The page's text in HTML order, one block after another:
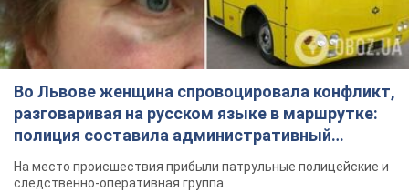
Во Львове женщина спровоцировала конфликт,
разговаривая на русском языке в маршрутке:
полиция составила административный
протокол. Видео
На место происшествия прибыли патрульные полицейские и
следственно-оперативная группа